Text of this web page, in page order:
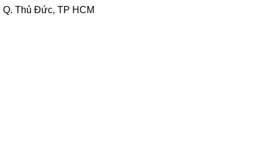
Thủ Đức, TP HCM